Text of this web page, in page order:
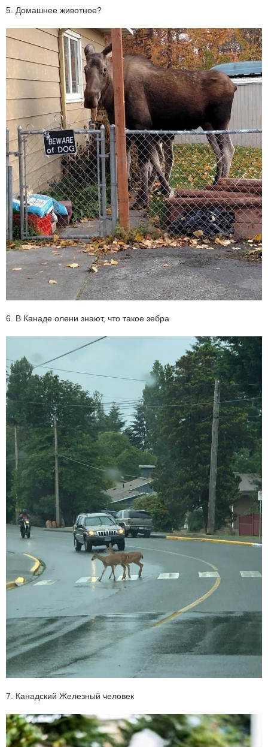
5. Домашнее животное?
6. В Канаде олени знают, что такое зебра
7. Канадский Железный человек